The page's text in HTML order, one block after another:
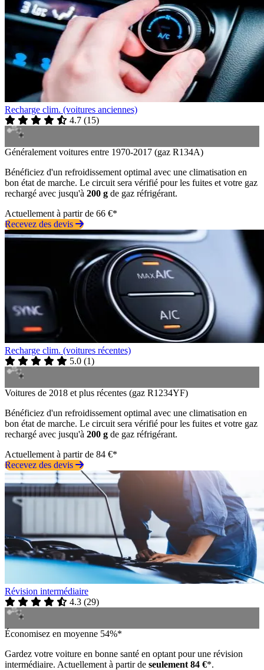
Recharge clim. (voitures anciennes)
4.7 (15)
Généralement voitures entre 1970-2017 (gaz R134A)
Bénéficiez d'un refroidissement optimal avec une climatisation en
bon état de marche. Le circuit sera vérifié pour les fuites et votre gaz
rechargé avec jusqu'à 200 g de gaz réfrigérant.
Actuellement à partir de 66 €*
Recevez des devis
Recharge clim. (voitures récentes)
5.0 (1)
Voitures de 2018 et plus récentes (gaz R1234YF)
Bénéficiez d'un refroidissement optimal avec une climatisation en
bon état de marche. Le circuit sera vérifié pour les fuites et votre gaz
rechargé avec jusqu'à 200 g de gaz réfrigérant.
Actuellement à partir de 84 €*
Recevez des devis
Révision intermédiaire
4.3 (29)
Économisez en moyenne 54%*
Gardez votre voiture en bonne santé en optant pour une révision
intermédiaire. Actuellement à partir de seulement 84 €*.